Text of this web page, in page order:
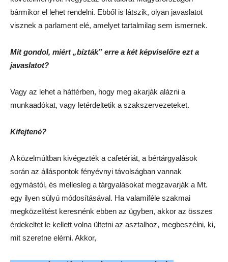
bármikor el lehet rendelni. Ebből is látszik, olyan javaslatot
visznek a parlament elé, amelyet tartalmilag sem ismernek.
Mit gondol, miért „bízták” erre a két képviselőre ezt a
javaslatot?
Vagy az lehet a háttérben, hogy meg akarják alázni a
munkaadókat, vagy letérdeltetik a szakszervezeteket.
Kifejtené?
A közelmúltban kivégezték a cafetériát, a bértárgyalások
során az álláspontok fényévnyi távolságban vannak
egymástól, és mellesleg a tárgyalásokat megzavarják a Mt.
egy ilyen súlyú módosításával. Ha valamiféle szakmai
megközelítést keresnénk ebben az ügyben, akkor az összes
érdekeltet le kellett volna ültetni az asztalhoz, megbeszélni, ki,
mit szeretne elérni. Akkor,